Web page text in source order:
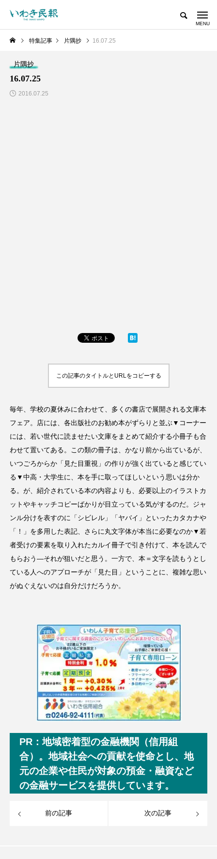
特集記事 片隅抄 16.07.25
片隅抄
16.07.25
2016.07.25
この記事のタイトルとURLをコピーする
毎年、学校の夏休みに合わせて、多くの書店で展開される文庫本
フェア。店には、各出版社のお勧め本がずらりと並ぶ▼コーナー
には、若い世代に読ませたい文庫をまとめて紹介する小冊子も合
わせて置いてある。この類の冊子は、かなり前から出ているが、
いつごろからか「見た目重視」の作りが強く出ていると感じてい
る▼中高・大学生に、本を手に取ってほしいという思いは分か
る。が、紹介されている本の内容よりも、必要以上のイラストカ
ットやキャッチコピーばかりが目立っている気がするのだ。ジャ
ンル分けを表すのに「シビレル」「ヤバイ」といったカタカナや
「！」を多用した表記、さらに丸文字体が本当に必要なのか▼若
者受けの要素を取り入れたカルイ冊子で引き付けて、本を読んで
もらおう―それが狙いだと思う。一方で、本＝文字を読もうとし
ている人へのアプローチが「見た目」ということに、複雑な思い
がぬぐえないのは自分だけだろうか。
PR：地域密着型の金融機関（信用組
合）。地域社会への貢献を使命とし、地
元の企業や住民が対象の預金・融資など
の金融サービスを提供しています。
前の記事 次の記事